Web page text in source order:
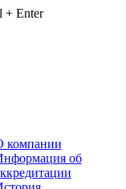
+ Enter
компании
об